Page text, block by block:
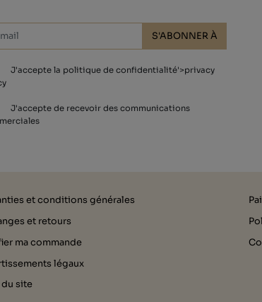
S'ABONNER À
J'accepte la politique de confidentialité'>privacy
J'accepte de recevoir des communications
et conditions générales
et retours
ma commande
légaux
du site